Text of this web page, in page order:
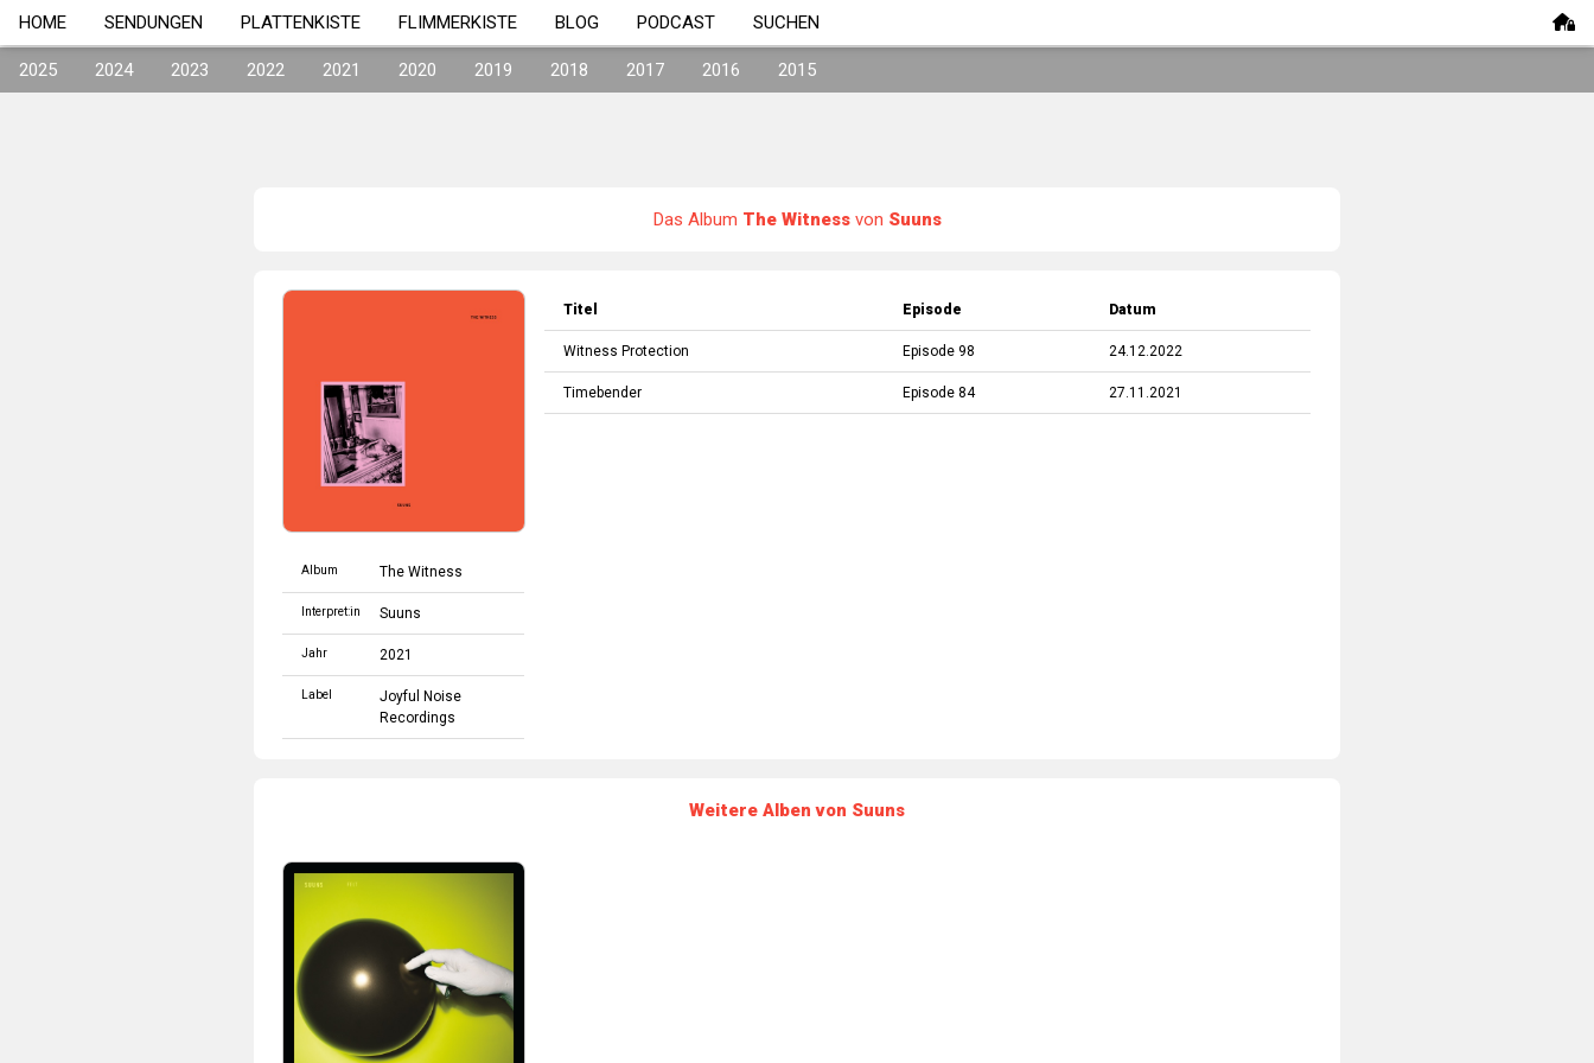
HOME SENDUNGEN PLATTENKISTE FLIMMERKISTE BLOG PODCAST SUCHEN
2025 2024 2023 2022 2021 2020 2019 2018 2017 2016 2015
Das Album The Witnessvon Suuns
Album The Witness
Interpret:in Suuns
Jahr 2021
Label
Joyful Noise
Recordings
Titel Episode Datum
Witness Protection Episode 98 24.12.2022
Timebender Episode 84 27.11.2021
Weitere Alben von Suuns